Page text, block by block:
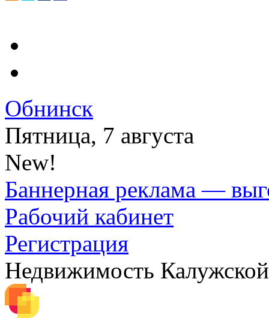
Обнинск
Пятница, 7 августа
New!
Баннерная реклама —
Рабочий кабинет
Регистрация
Недвижимость